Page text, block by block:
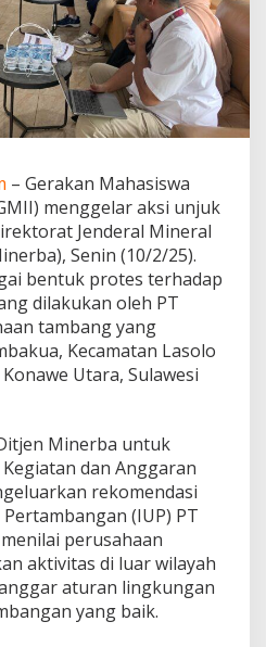
– Gerakan Mahasiswa
menggelar aksi unjuk
Jenderal Mineral
Senin (10/2/25).
bentuk protes terhadap
dilakukan oleh PT
tambang yang
Kecamatan Lasolo
Utara, Sulawesi
Minerba untuk
dan Anggaran
rekomendasi
(IUP) PT
perusahaan
aktivitas di luar wilayah
aturan lingkungan
yang baik.